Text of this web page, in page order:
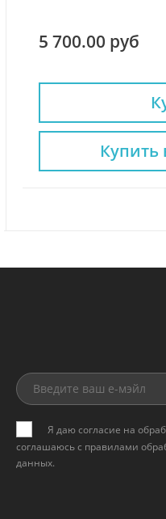
5 700.00 руб
Купить
Я даю согласие на
соглашаюсь с правилами
данных.